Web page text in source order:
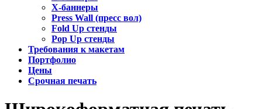
X-баннеры
Press Wall (пресс вол)
Fold Up стенды
Pop Up стенды
Требования к макетам
Портфолио
Цены
Срочная печать